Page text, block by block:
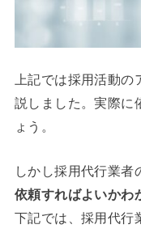
上記では採用活動
説しました。実際に
ょう。
しかし採用代行業者
依頼すればよいかわ
下記では、採用代行